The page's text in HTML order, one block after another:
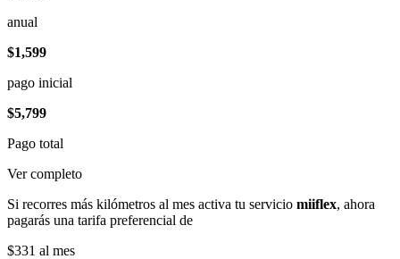
anual
$1,599
pago inicial
$5,799
Pago total
Ver completo
Si recorres más kilómetros al mes activa tu servicio miiflex, ahora
pagarás una tarifa preferencial de
$331 al mes